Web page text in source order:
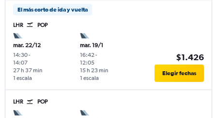
El más corto de ida y vuelta
LHR POP
mar. 22/12
14:30-
14:07
1 escala
27 h 37 min
mar. 19/1
16:42-
12:05
1 escala
15 h 23 min
$1.426
Elegir fechas
LHR POP